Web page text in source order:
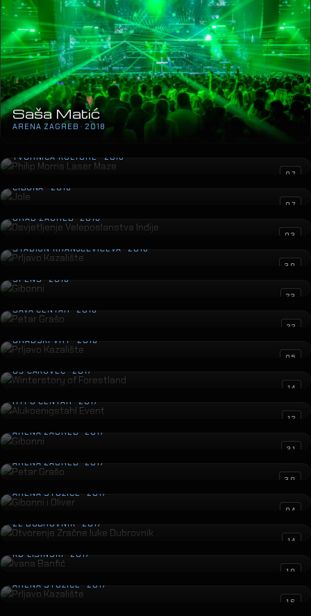
Saša Kovačević
ZETRA · 2018
Saša Matić
ARENA ZAGREB · 2018
10
Philip Morris Laser Maze
TVORNICA KULTURE · 2018
07
CIBONA · 2018
07
GRAD ZAGREB · 2018
03
Prljavo Kazalište
STADION KRANJČEVIĆEVA · 2018
30
Gibonni
SPENS · 2018
23
Petar Grašo
SAVA CENTAR · 2018
22
GRADSKI VRT · 2018
05
GŠ ČAKOVEC · 2017
14
HYPO CENTAR · 2017
12
Gibonni
ARENA ZAGREB · 2017
31
ARENA ZAGREB · 2017
30
Gibonni i Oliver